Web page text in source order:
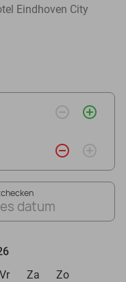
Eindhoven City
remove_circle_outline add_circle_outline
remove_circle_outline add_circle_outline
datum
Vr Za Zo